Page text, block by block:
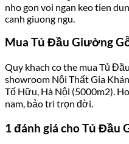
nho gon voi ngan keo tien
canh giuong ngu.
Mua Tủ Đầu Giường
Quy khach co the mua Tủ
showroom Nội Thất Gia
Tố Hữu, Hà Nội (5000m2).
nam, bảo trì trọn đời.
1 đánh giá choTủ Đầu